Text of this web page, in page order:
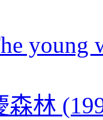
young
森林